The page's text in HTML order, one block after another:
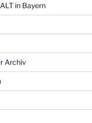
in Bayern
Archiv